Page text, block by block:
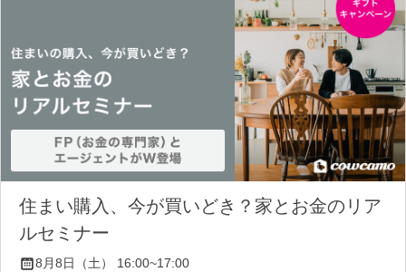
住まい購入、今が買いどき？家とお金のリア
ルセミナー
8月8日（土） 16:00~17:00